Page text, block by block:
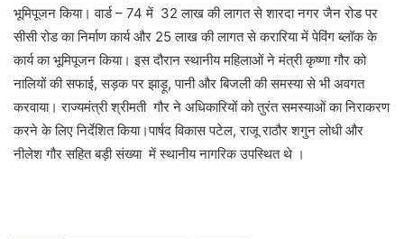
भूमिपूजन किया। वार्ड – 74 में 32 लाख की लागत से शारदा नगर जैन रोड पर
सीसी रोड का निर्माण कार्य और 25 लाख की लागत से करारिया में पेविंग ब्लॉक के
कार्य का भूमिपूजन किया। इस दौरान स्थानीय महिलाओं ने मंत्री कृष्णा गौर को
नालियों की सफाई, सड़क पर झाड़ू, पानी और बिजली की समस्या से भी अवगत
करवाया। राज्यमंत्री श्रीमती गौर ने अधिकारियों को तुरंत समस्याओं का निराकरण
करने के लिए निर्देशित किया।पार्षद विकास पटेल, राजू राठौर शगुन लोधी और
नीलेश गौर सहित बड़ी संख्या में स्थानीय नागरिक उपस्थित थे ।